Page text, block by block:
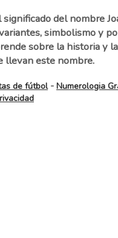
del nombre
simbolismo y
sobre la historia y
llevan este nombre.
de fútbol- Numerologia